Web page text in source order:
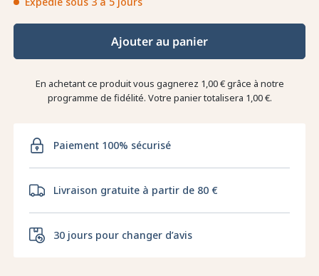
Ajouter au panier
En achetant ce produit vous gagnerez 1,00 €grâce à notre
programme de fidélité. Votre panier totalisera 1,00 €.
Paiement 100% sécurisé
Livraison gratuite à partir de 80 €
30 jours pour changer d’avis